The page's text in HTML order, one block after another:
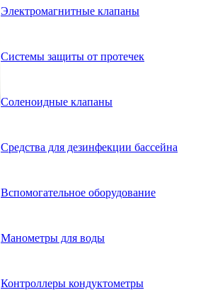
Электромагнитные клапаны
Системы защиты от протечек
Соленоидные клапаны
Средства для дезинфекции бассейна
Вспомогательное оборудование
Манометры для воды
Контроллеры кондуктометры